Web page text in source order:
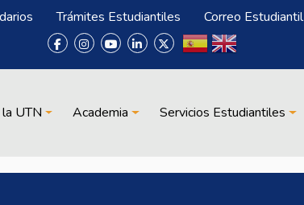
Trámites Estudiantiles Correo Estudiantil
UTN Academia Servicios Estudiantiles